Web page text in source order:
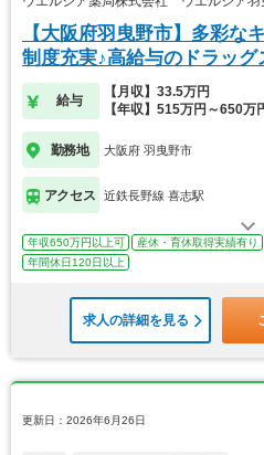
【大阪府羽曳野市】多彩な
制度充実♪高給与のドラッ
給与
【月収】33.5万円
【年収】515万円～650万
勤務地 大阪府 羽曳野市
アクセス 近鉄長野線 喜志駅
年収650万円以上可 産休・育休取得実績有り
年間休日120日以上
求人の詳細を見る
更新日：2026年6月26日